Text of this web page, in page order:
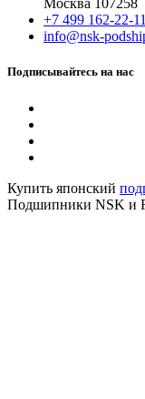
Москва 107258
+7 499 162-22-11
info@nsk-
Подписывайтесь на нас
Купить японский
Подшипники NSK и